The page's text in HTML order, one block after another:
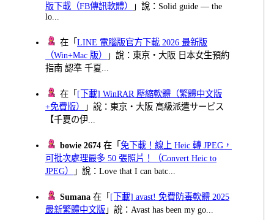
版下載（FB傳訊軟體）
」說：Solid guide — the
lo...
在「LINE 電腦版官方下載 2026 最新版
（Win+Mac 版）
」說：東京・大阪 日本女生預約
指南 認準 千夏...
在「 [下載] WinRAR 壓縮軟體（繁體中文版
+免費版）
」說：東京・大阪 高級派遣サービス
【千夏の伊...
bowie 2674 在「免下載！線上 Heic 轉 JPEG，
可批次處理最多 50 張照片！（Convert Heic to
JPEG）
」說：Love that I can batc...
Sumana 在「 [下載] avast! 免費防毒軟體 2025
最新繁體中文版 」說：Avast has been my go...